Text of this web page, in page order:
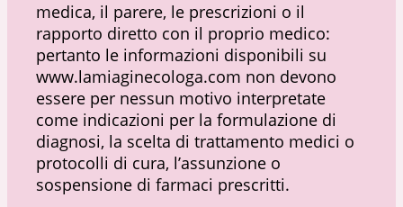
medica, il parere, le prescrizioni o il
rapporto diretto con il proprio medico:
pertanto le informazioni disponibili su
www.lamiaginecologa.com non devono
essere per nessun motivo interpretate
come indicazioni per la formulazione di
diagnosi, la scelta di trattamento medici o
protocolli di cura, l’assunzione o
sospensione di farmaci prescritti.